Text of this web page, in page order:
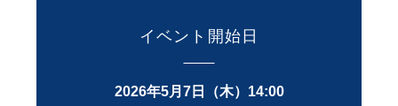
イベント開始日
2026年5月7日（木）14:00